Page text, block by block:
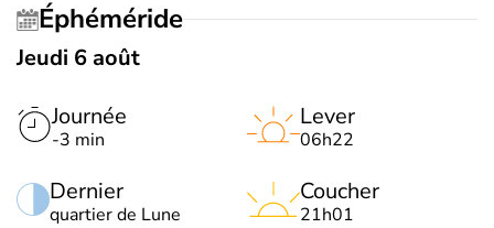
Éphéméride
Jeudi 6 août
Journée
-3 min
Dernier
quartier de Lune
Lever
06h22
Coucher
21h01